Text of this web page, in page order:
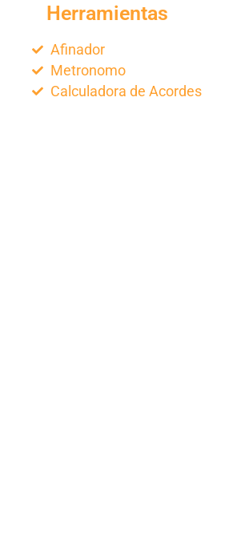
Herramientas
Afinador
Metronomo
Calculadora de Acordes